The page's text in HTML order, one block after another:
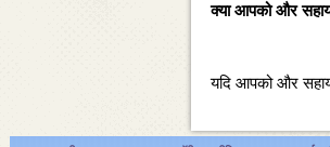
क्‍या आपको और
यदि आपको और